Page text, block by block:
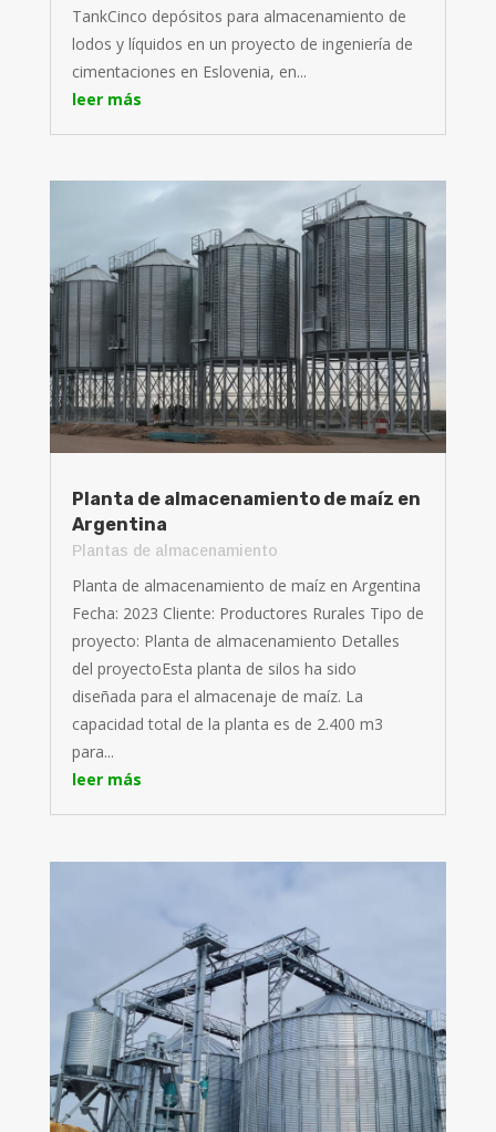
TankCinco depósitos para almacenamiento de
lodos y líquidos en un proyecto de ingeniería de
cimentaciones en Eslovenia, en...
leer más
Planta de almacenamiento de maíz en
Argentina
Plantas de almacenamiento
Planta de almacenamiento de maíz en Argentina
Fecha: 2023 Cliente: Productores Rurales Tipo de
proyecto: Planta de almacenamiento Detalles
del proyectoEsta planta de silos ha sido
diseñada para el almacenaje de maíz. La
capacidad total de la planta es de 2.400 m3
para...
leer más